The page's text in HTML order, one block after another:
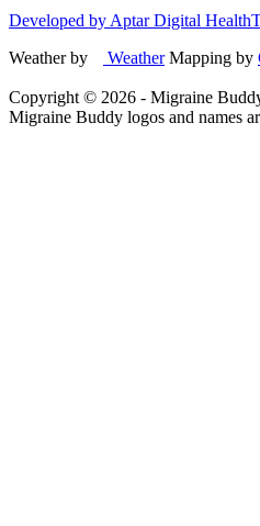
Developed by Aptar Digital Health
Weather by
WeatherMapping by
Copyright © 2026 - Migraine
Migraine Buddy logos and names